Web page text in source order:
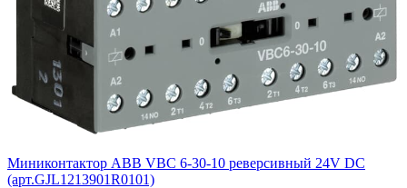
Миниконтактор ABB VВC 6-30-10 реверсивный 24V DC
(арт.GJL1213901R0101)